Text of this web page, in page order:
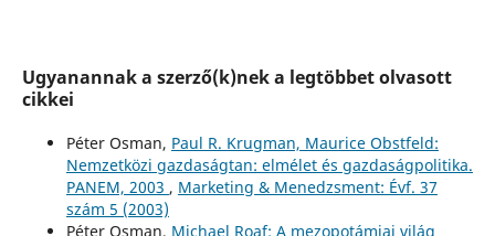
Ugyanannak a szerző(k)nek a legtöbbet olvasott
cikkei
Péter Osman, Paul R. Krugman, Maurice Obstfeld:
Nemzetközi gazdaságtan: elmélet és gazdaságpolitika.
PANEM, 2003 , Marketing & Menedzsment: Évf. 37
szám 5 (2003)
Péter Osman, Michael Roaf: A mezopotámiai világ